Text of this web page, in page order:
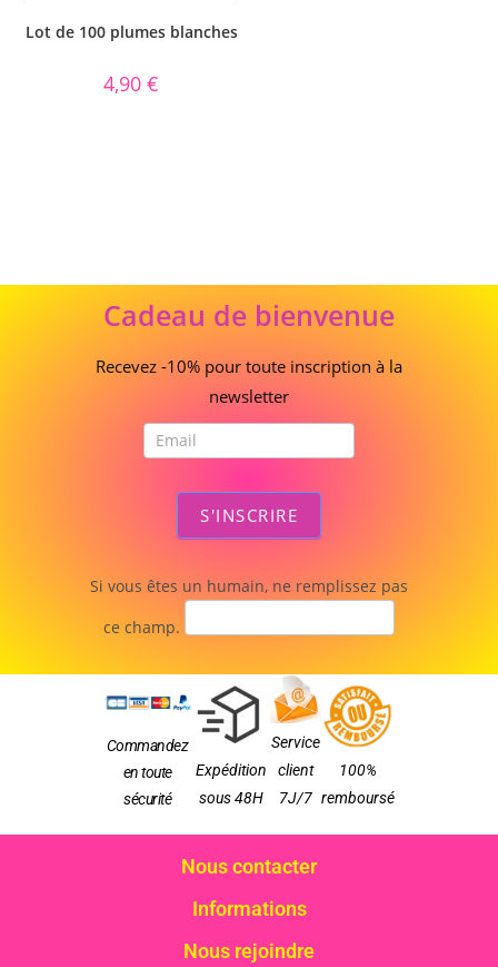
Lot de 100 plumes blanches
4,90€
deCadeau de bienvenue
Recevez -10% pour toute inscription à la
newsletter
S'INSCRIRE
Si vous êtes un humain, ne remplissez pas
ce champ.
Commandez
en toute
sécurité
Expédition
sous 48H
Service
client
7J/7
100%
remboursé
Nous contacter
Informations
Nous rejoindre